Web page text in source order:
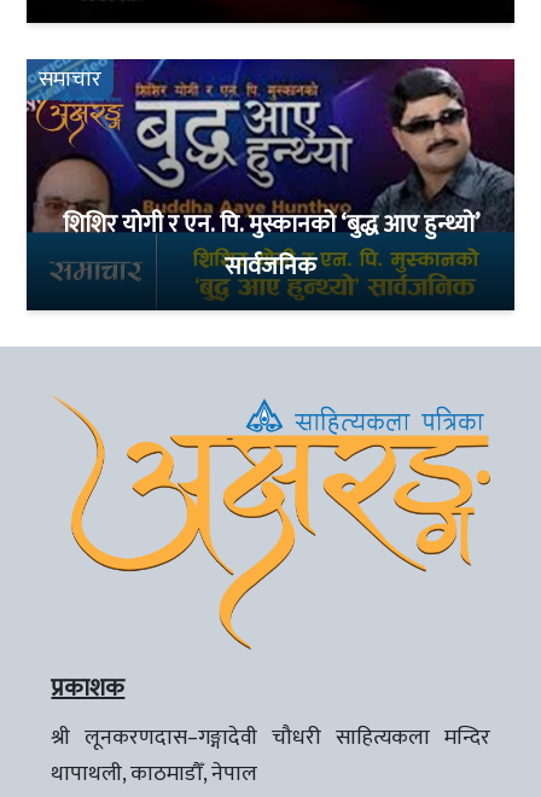
समाचार
शिशिर योगी र एन. पि. मुस्कानको ‘बुद्ध आए हुन्थ्यो’
सार्वजनिक
प्रकाशक
श्री लूनकरणदास–गङ्गादेवी चौधरी साहित्यकला मन्दिर
थापाथली, काठमाडौँ, नेपाल